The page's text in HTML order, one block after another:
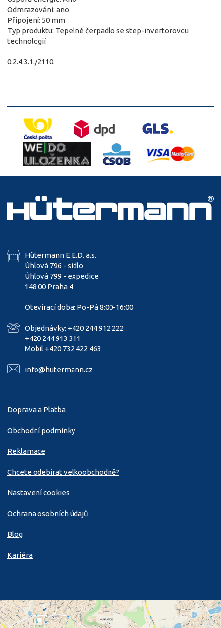
Odmrazování: ano
Připojení: 50 mm
Typ produktu: Tepelné čerpadlo se step-invertorovou
technologií
0.2.4.3.1./2110.
Hütermann E.E.D. a.s.
Úhlová 796 - sídlo
Úhlová 799 - expedice
148 00 Praha 4
Otevírací doba: Po-Pá 8:00-16:00
Objednávky: +420 244 912 222
+420 244 913 311
Mobil +420 732 422 463
info@hutermann.cz
Doprava a Platba
Obchodní podmínky
Reklamace
Chcete odebírat velkoobchodně?
Nastavení cookies
Ochrana osobních údajů
Blog
Kariéra